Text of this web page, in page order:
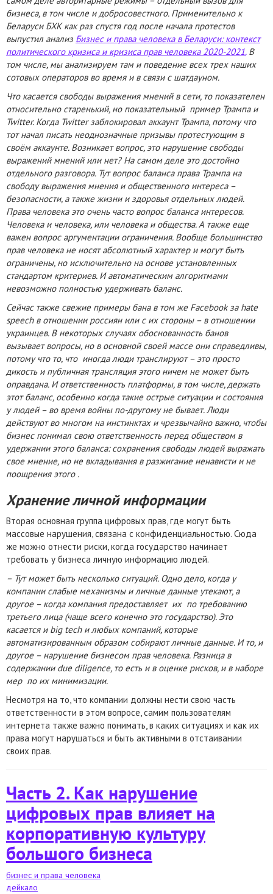
бизнеса, в том числе и добросовестного. Применительно к
Беларуси БХК как раз спустя год после начала протестов
выпустил анализ Бизнес и права человека в Беларуси: контекст
политического кризиса и кризиса прав человека 2020-2021.В
том числе, мы анализируем там и поведение всех трех наших
сотовых операторов во время и в связи с шатдауном.
Что касается свободы выражения мнений в сети, то показателен
относительно старенький, но показательный пример Трампа и
Twitter. Когда Twitter заблокировал аккаунт Трампа, потому что
тот начал писать неоднозначные призывы протестующим в
своём аккаунте. Возникает вопрос, это нарушение свободы
выражений мнений или нет? На самом деле это достойно
отдельного разговора. Тут вопрос баланса права Трампа на
свободу выражения мнения и общественного интереса –
безопасности, а также жизни и здоровья отдельных людей.
Права человека это очень часто вопрос баланса интересов.
Человека и человека, или человека и общества. А также еще
важен вопрос аргументации ограничения. Вообще большинство
прав человека не носят абсолютный характер и могут быть
ограничены, но исключительно на основе установленных
стандартом критериев. И автоматическим алгоритмами
невозможно полностью удерживать баланс.
Сейчас также свежие примеры бана в том же Facebook за hate
speech в отношении россиян или с их стороны – в отношении
украинцев. В некоторых случаях обоснованность банов
вызывает вопросы, но в основной своей массе они справедливы,
потому что то, что иногда люди транслируют – это просто
дикость и публичная трансляция этого ничем не может быть
оправдана. И ответственность платформы, в том числе, держать
этот баланс, особенно когда такие острые ситуации и состояния
у людей – во время войны по-другому не бывает. Люди
действуют во многом на инстинктах и чрезвычайно важно, чтобы
бизнес понимал свою ответственность перед обществом в
удержании этого баланса: сохранения свободы людей выражать
свое мнение, но не вкладывания в разжигание ненависти и не
поощрения этого .
Хранение личной информации
Вторая основная группа цифровых прав, где могут быть
массовые нарушения, связана с конфиденциальностью. Сюда
же можно отнести риски, когда государство начинает
требовать у бизнеса личную информацию людей.
– Тут может быть несколько ситуаций. Одно дело, когда у
компании слабые механизмы и личные данные утекают, а
другое – когда компания предоставляет их по требованию
третьего лица (чаще всего конечно это государство). Это
касается и big tech и любых компаний, которые
автоматизированным образом собирают личные данные. И то, и
другое – нарушение бизнесом прав человека. Разница в
содержании due diligence, то есть и в оценке рисков, и в наборе
мер по их минимизации.
Несмотря на то, что компании должны нести свою часть
ответственности в этом вопросе, самим пользователям
интернета также важно понимать, в каких ситуациях и как их
права могут нарушаться и быть активными в отстаивании
своих прав.
Часть 2. Как нарушение
цифровых прав влияет на
корпоративную культуру
большого бизнеса
бизнес и права человека
дейкало